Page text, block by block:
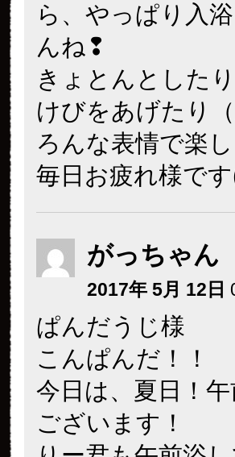
ら、やっぱり入
んね❢
きょとんとした
けびをあげたり
ろんな表情で楽
毎日お疲れ様で
がっちゃん
2017年 5月 12日
ぱんだうじ様
こんぱんだ！！
今日は、夏日！
ございます！